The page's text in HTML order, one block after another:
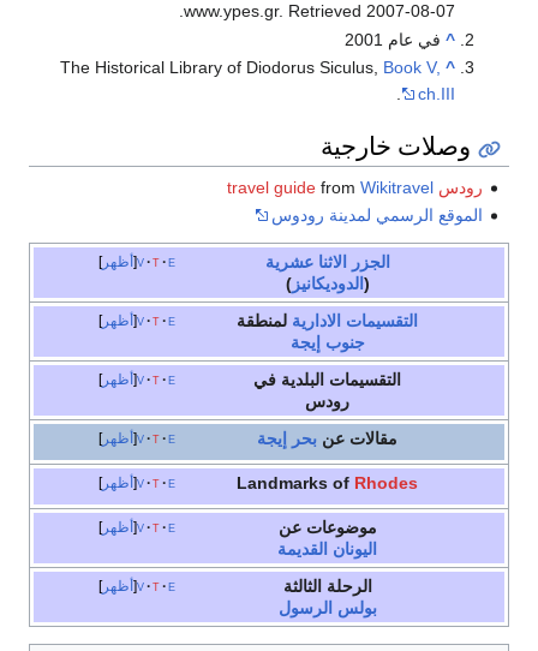
www.ypes.gr. Retrieved2007-08-07
.
^ في عام 2001
^
The Historical Library of Diodorus Siculus, Book V,
ch.III
.
وصلات خارجية
رودس travel guide from Wikitravel
الموقع الرسمي لمدينة رودوس
أظهر v t e
الجزر الاثنا عشرية
( الدوديكانيز)
أظهر v t e التقسيمات الادارية لمنطقة
جنوب إيجة
أظهر v t e
التقسيمات البلدية في
رودس
أظهر v t e مقالات عن بحر إيجة
أظهر v t e Landmarks of Rhodes
أظهر v t e
موضوعات عن
اليونان القديمة
أظهر v t e
الرحلة الثالثة
بولس الرسول